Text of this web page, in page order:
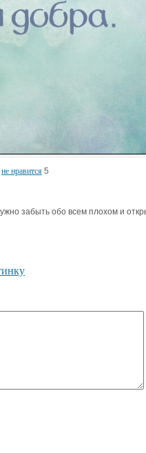
не нравится 5
забыть обо всем плохом и